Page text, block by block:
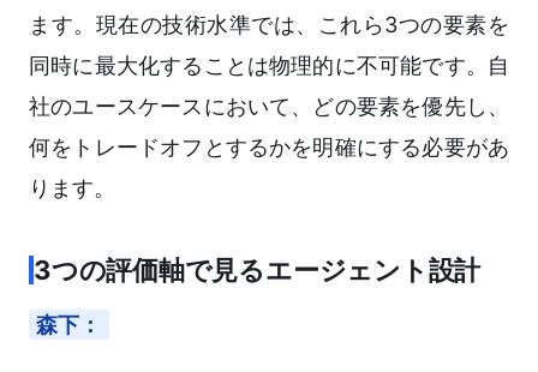
ます。現在の技術水準では、これら3つの要素を
同時に最大化することは物理的に不可能です。自
社のユースケースにおいて、どの要素を優先し、
何をトレードオフとするかを明確にする必要があ
ります。
3つの評価軸で見るエージェント設計
森下：